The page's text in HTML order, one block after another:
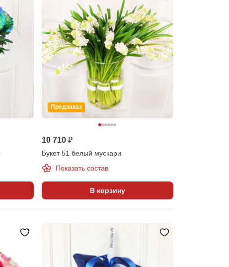
Предзаказ
10 710 ₽
Букет 51 белый мускари
Показать состав
В корзину